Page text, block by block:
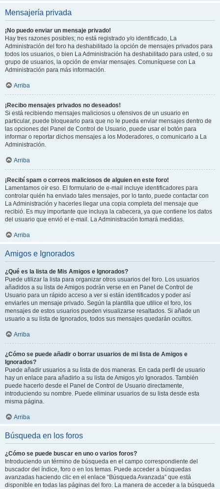
Mensajería privada
¡No puedo enviar un mensaje privado!
Hay tres razones posibles; no está registrado y/o identificado, La
Administración del foro ha deshabilitado la opción de mensajes privados para
todos los usuarios, o bien La Administración ha deshabilitado para usted, o su
grupo de usuarios, la opción de enviar mensajes. Comuníquese con La
Administración para más información.
Arriba
¡Recibo mensajes privados no deseados!
Si está recibiendo mensajes maliciosos u ofensivos de un usuario en
particular, puede bloquearlo para que no le pueda enviar mensajes dentro de
las opciones del Panel de Control de Usuario, puede usar el botón para
informar o reportar dichos mensajes a los Moderadores, o comunicarlo a La
Administración.
Arriba
¡Recibí spam o correos maliciosos de alguien en este foro!
Lamentamos oír eso. El formulario de e-mail incluye identificadores para
controlar quién ha enviado tales mensajes, por lo tanto, puede contactar con
La Administración y hacerles llegar una copia completa del mensaje que
recibió. Es muy importante que incluya la cabecera, ya que contiene los datos
del usuario que envió el e-mail. La Administración tomará medidas.
Arriba
Amigos e Ignorados
¿Qué es la lista de Mis Amigos e Ignorados?
Puede utilizar la lista para organizar otros usuarios del foro. Los usuarios
añadidos a su lista de Amigos podrán verse en en Panel de Control de
Usuario para un rápido acceso a ver si están identificados y poder así
enviarles un mensaje privado. Según la plantilla que utilice el foro, los
mensajes de estos usuarios pueden visualizarse resaltados. Si añade un
usuario a su lista de Ignorados, todos sus mensajes quedarán ocultos.
Arriba
¿Cómo se puede añadir o borrar usuarios de mi lista de Amigos e
Ignorados?
Puede añadir usuarios a su lista de dos maneras. En cada perfil de usuario
hay un enlace para añadirlo a su lista de Amigos y/o Ignorados. También
puede hacerlo desde el Panel de Control de Usuario directamente,
introduciendo su nombre. Puede eliminar usuarios de su lista desde esta
misma página.
Arriba
Búsqueda en los foros
¿Cómo se puede buscar en uno o varios foros?
Introduciendo un término de búsqueda en el campo correspondiente del
buscador del índice, foro o en los temas. Puede acceder a búsquedas
avanzadas haciendo clic en el enlace “Búsqueda Avanzada” que está
disponible en todas las páginas del foro. La manera de acceder a la búsqueda